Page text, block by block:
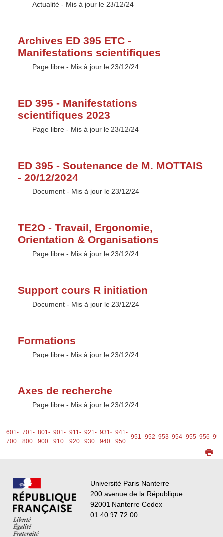
Type :
Actualité - Mis à jour le 23/12/24
Archives ED 395 ETC -
Manifestations scientifiques
Type :
Page libre - Mis à jour le 23/12/24
ED 395 - Manifestations
scientifiques 2023
Type :
Page libre - Mis à jour le 23/12/24
ED 395 - Soutenance de M. MOTTAIS
- 20/12/2024
Type :
Document - Mis à jour le 23/12/24
TE2O - Travail, Ergonomie,
Orientation & Organisations
Type :
Page libre - Mis à jour le 23/12/24
Support cours R initiation
Type :
Document - Mis à jour le 23/12/24
Formations
Type :
Page libre - Mis à jour le 23/12/24
Axes de recherche
Type :
Page libre - Mis à jour le 23/12/24
601-
700
701-
800
801-
900
901-
910
911-
920
921-
930
931-
940
941-
950
951 952 953 954 955 956 957
Université Paris Nanterre
200 avenue de la République
92001 Nanterre Cedex
01 40 97 72 00